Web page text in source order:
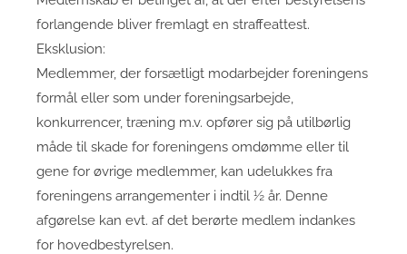
forlangende bliver fremlagt en straffeattest.
Eksklusion:
Medlemmer, der forsætligt modarbejder foreningens
formål eller som under foreningsarbejde,
konkurrencer, træning m.v. opfører sig på utilbørlig
måde til skade for foreningens omdømme eller til
gene for øvrige medlemmer, kan udelukkes fra
foreningens arrangementer i indtil ½ år. Denne
afgørelse kan evt. af det berørte medlem indankes
for hovedbestyrelsen.